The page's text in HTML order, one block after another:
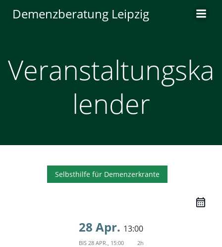
Inhalt
Demenzberatung Leipzig
Veranstaltungska
lender
Selbsthilfe für Demenzerkrante
28 Apr. 13:00
BIS 28 APR., 15:00 2h